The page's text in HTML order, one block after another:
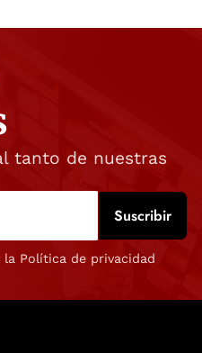
tanto de nuestras
Política de privacidad